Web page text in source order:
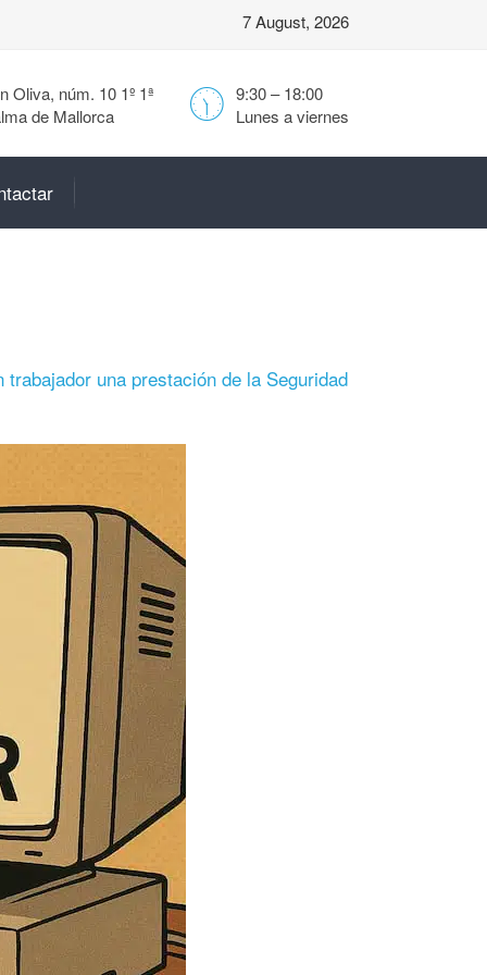
7 August, 2026
9:30 – 18:00
Lunes a viernes
Oliva, núm. 10 1º 1ª
de Mallorca
una prestación de la Seguridad